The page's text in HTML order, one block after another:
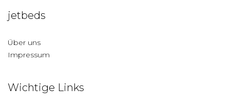
jetbeds
Über uns
Impressum
Wichtige Links